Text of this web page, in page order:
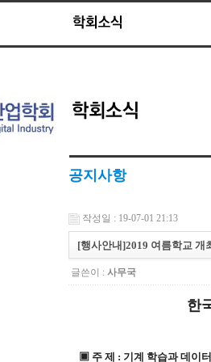
공지사항
작성일 : 19-07-01 21:13
[행사안내]2019 여름학교 개
글쓴이 : 사무국
한
▣ 주 제 : 기계 학습과 데이